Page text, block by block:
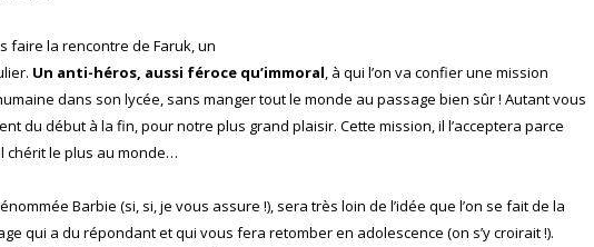
faire la rencontre de Faruk, un
Un anti-héros, aussi féroce qu’immoral, à qui l’on va confier une mission
dans son lycée, sans manger tout le monde au passage bien sûr ! Autant vous
du début à la fin, pour notre plus grand plaisir. Cette mission, il l’acceptera parce
chérit le plus au monde…
Barbie (si, si, je vous assure !), sera très loin de l’idée que l’on se fait de la
qui a du répondant et qui vous fera retomber en adolescence (on s’y croirait !).